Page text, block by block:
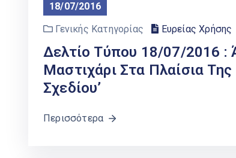
18/07/2016
Γενικής Κατηγορίας
Ευρείας Χρήσης
Δελτίο Τύπου 18/07/2016
Μαστιχάρι Στα Πλαίσια
Σχεδίου’
Περισσότερα